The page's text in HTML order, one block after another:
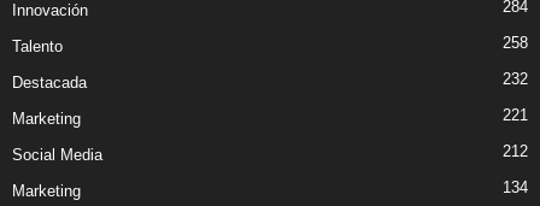
Innovación 284
Talento 258
Destacada 232
Marketing 221
Social Media 212
Marketing 134